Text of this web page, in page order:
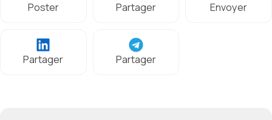
Poster Partager Envoyer
Partager Partager